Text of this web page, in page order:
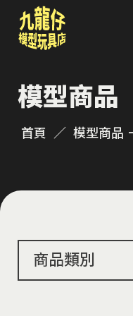
模型商品
首頁 模型商品
商品類別